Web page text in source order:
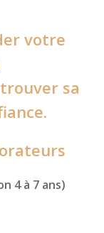
votre
sa
4 à 7 ans)